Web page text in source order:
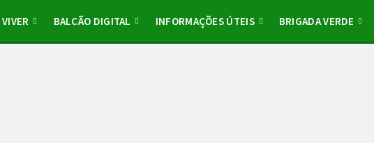
VIVER BALCÃO DIGITAL INFORMAÇÕES ÚTEIS BRIGADA VERDE